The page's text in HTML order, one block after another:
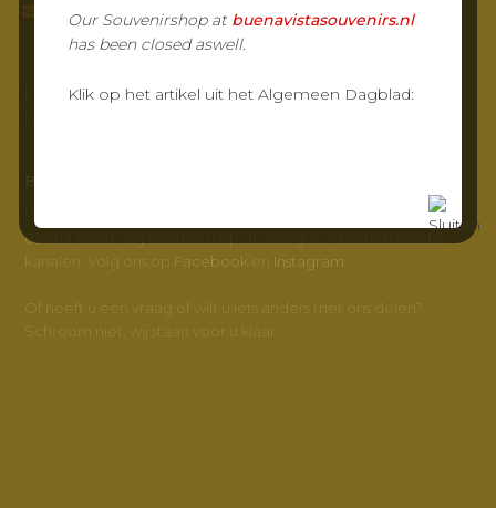
info@grandcafebuenavista.nl
KvK-nr: 23032217
Wilt u meer weten en op de hoogte blijven van Grand Café
Buena Vista? Wij houden u op de hoogte via verschillende
kanalen. Volg ons op Facebook Instagram.
Of heeft u een vraag of wilt u iets anders met ons delen?
Schroom niet, wij staan voor u klaar.
Our Souvenirshop at buenavistasouvenirs.nl
has been closed aswell.
Klik op het artikel uit het Algemeen Dagblad: